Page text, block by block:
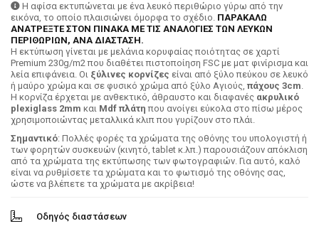
Η αφίσα εκτυπώνεται με ένα λευκό περιθώριο γύρω από την
εικόνα, το οποίο πλαισιώνει όμορφα το σχέδιο. ΠΑΡΑΚΑΛΩ
ΑΝΑΤΡΕΞΤΕ ΣΤΟΝ ΠΙΝΑΚΑ ΜΕ ΤΙΣ ΑΝΑΛΟΓΙΕΣ ΤΩΝ ΛΕΥΚΩΝ
ΠΕΡΙΘΩΡΙΩΝ, ΑΝΑ ΔΙΑΣΤΑΣΗ.
H εκτύπωση γίνεται με μελάνια κορυφαίας ποιότητας σε χαρτί
Premium 230g/m2 που διαθέτει πιστοποίηση FSC με ματ φινίρισμα και
λεία επιφάνεια. Οι ξύλινες κορνίζες είναι από ξύλο πεύκου σε λευκό
ή μαύρο χρώμα και σε φυσικό χρώμα από ξύλο Αγιούς, πάχους 3cm.
Η κορνίζα έρχεται με ανθεκτικό, άθραυστο και διαφανές ακρυλικό
plexiglass 2mm και Mdf πλάτη που ανοίγει εύκολα στο πίσω μέρος
χρησιμοποιώντας μεταλλικά κλιπ που γυρίζουν στο πλάι.
Σημαντικό: Πολλές φορές τα χρώματα της οθόνης του υπολογιστή ή
των φορητών συσκευών (κινητό, tablet κ.λπ.) παρουσιάζουν απόκλιση
από τα χρώματα της εκτύπωσης των φωτογραφιών. Για αυτό, καλό
είναι να ρυθμίσετε τα χρώματα και το φωτισμό της οθόνης σας,
ώστε να βλέπετε τα χρώματα με ακρίβεια!
Οδηγός διαστάσεων